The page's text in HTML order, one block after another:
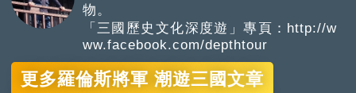
物。
「三國歷史文化深度遊」專頁： http://w
ww.facebook.com/depthtour
更多羅倫斯將軍 潮遊三國文章